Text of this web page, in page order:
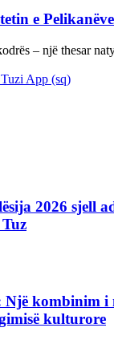
e
– një thesar
App (sq)
2026 sjell
Një kombinim i
kulturore